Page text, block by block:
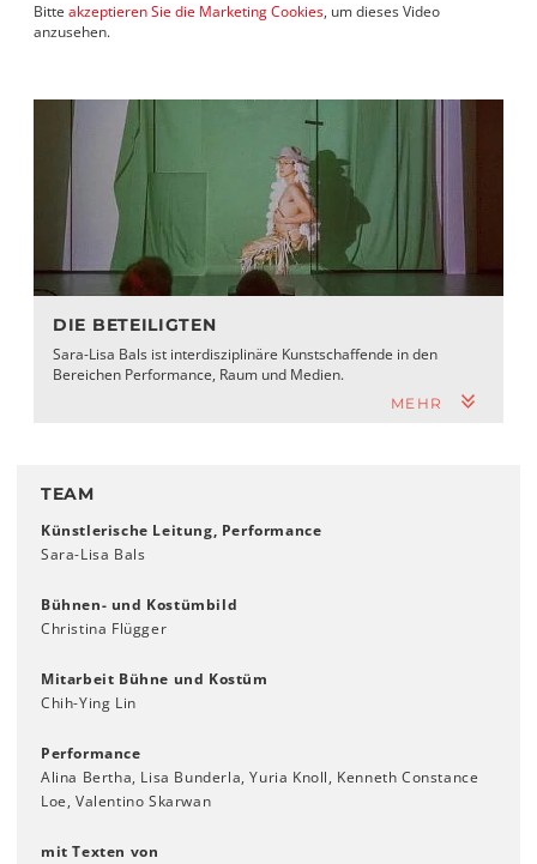
Bitte akzeptieren Sie die Marketing Cookies, um dieses Video
anzusehen.
DIE BETEILIGTEN
Sara-Lisa Bals ist interdisziplinäre Kunstschaffende in den
Bereichen Performance, Raum und Medien.
MEHR
TEAM
Künstlerische Leitung, Performance
Sara-Lisa Bals
Bühnen- und Kostümbild
Christina Flügger
Mitarbeit Bühne und Kostüm
Chih-Ying Lin
Performance
Alina Bertha, Lisa Bunderla, Yuria Knoll, Kenneth Constance
Loe, Valentino Skarwan
mit Texten von